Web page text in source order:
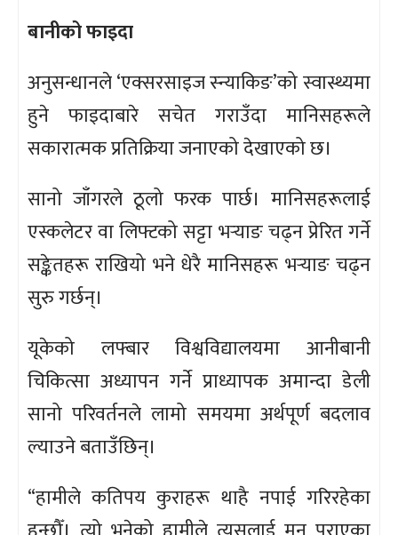
बानीको फाइदा
अनुसन्धानले ‘एक्सरसाइज स्न्याकिङ’को स्वास्थ्यमा
हुने फाइदाबारे सचेत गराउँदा मानिसहरूले
सकारात्मक प्रतिक्रिया जनाएको देखाएको छ।
सानो जाँगरले ठूलो फरक पार्छ। मानिसहरूलाई
एस्कलेटर वा लिफ्टको सट्टा भर्‍याङ चढ्न प्रेरित गर्ने
सङ्केतहरू राखियो भने धेरै मानिसहरू भर्‍याङ चढ्न
सुरु गर्छन्।
यूकेको लफ्बार विश्वविद्यालयमा आनीबानी
चिकित्सा अध्यापन गर्ने प्राध्यापक अमान्दा डेली
सानो परिवर्तनले लामो समयमा अर्थपूर्ण बदलाव
ल्याउने बताउँछिन्।
“हामीले कतिपय कुराहरू थाहै नपाई गरिरहेका